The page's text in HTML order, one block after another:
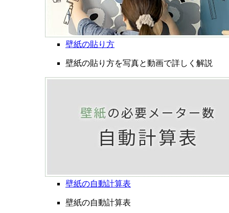
壁紙の貼り方
壁紙の貼り方を写真と動画で詳しく解説
壁紙の自動計算表
壁紙の自動計算表